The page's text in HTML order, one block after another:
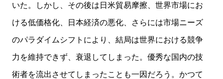
いた。しかし、その後は日米貿易摩擦、世界市場にお
ける低価格化、日本経済の悪化、さらには市場ニーズ
のパラダイムシフトにより、結局は世界における競争
力を維持できず、衰退してしまった。優秀な国内の技
術者を流出させてしまったことも一因だろう。かつて